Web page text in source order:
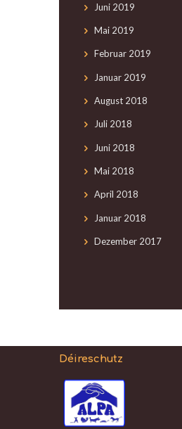
Juni 2019
Mai 2019
Februar 2019
Januar 2019
August 2018
Juli 2018
Juni 2018
Mai 2018
April 2018
Januar 2018
Dezember 2017
Déireschutz